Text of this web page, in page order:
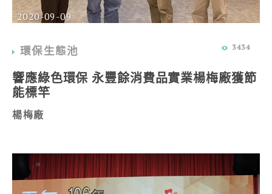
2020-09-09
環保生態池 3434
響應綠色環保 永豐餘消費品實業楊梅廠獲節
能標竿
楊梅廠